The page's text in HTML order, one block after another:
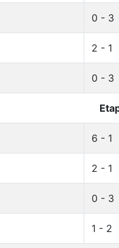
0 - 3
2 - 1
0 - 3
6 - 1
2 - 1
0 - 3
1 - 2